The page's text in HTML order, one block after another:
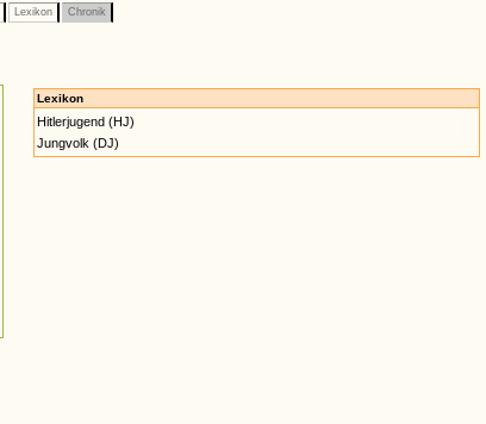
Lexikon Chronik
Lexikon
Hitlerjugend (HJ)
Jungvolk (DJ)